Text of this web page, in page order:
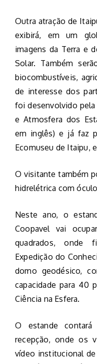
Outra atração de
exibirá, em um
imagens da Terra e
Solar. Também
biocombustíveis,
de interesse dos
foi desenvolvido pela
e Atmosfera dos
em inglês) e já faz
Ecomuseu de Itaipu,
O visitante também
hidrelétrica com
Neste ano, o
Coopavel vai
quadrados, onde
Expedição do
domo geodésico,
capacidade para 40
Ciência na Esfera.
O estande
recepção, onde os
vídeo institucional